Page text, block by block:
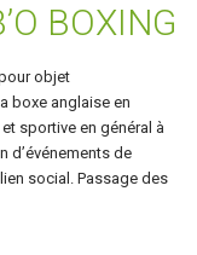
BOXING
objet
boxe anglaise en
sportive en général à
d’événements de
social. Passage des